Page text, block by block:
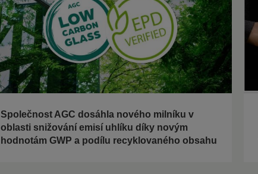
Společnost AGC dosáhla nového milníku v
oblasti snižování emisí uhlíku díky novým
hodnotám GWP a podílu recyklovaného obsahu